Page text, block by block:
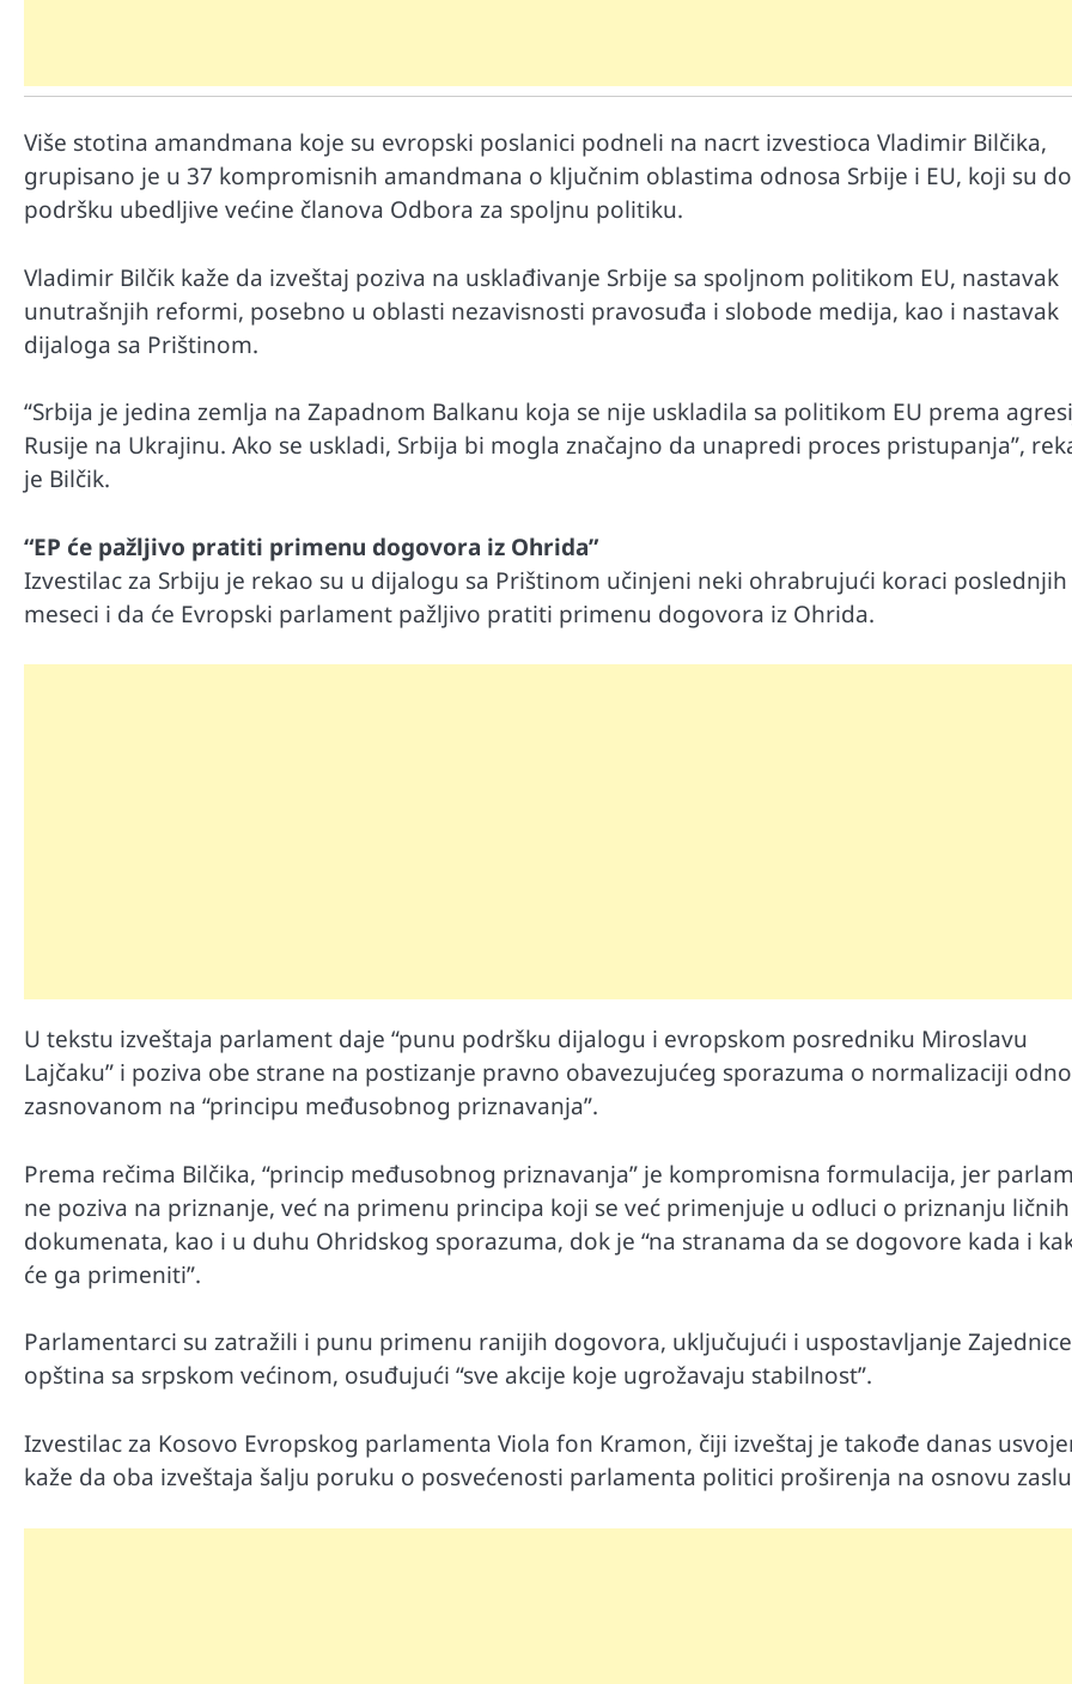
Više stotina amandmana koje su evropski poslanici podneli na nacrt izvestioca Vladimir Bilčika,
grupisano je u 37 kompromisnih amandmana o ključnim oblastima odnosa Srbije i EU, koji su
podršku ubedljive većine članova Odbora za spoljnu politiku.
Vladimir Bilčik kaže da izveštaj poziva na usklađivanje Srbije sa spoljnom politikom EU, nastavak
unutrašnjih reformi, posebno u oblasti nezavisnosti pravosuđa i slobode medija, kao i nastavak
dijaloga sa Prištinom.
“Srbija je jedina zemlja na Zapadnom Balkanu koja se nije uskladila sa politikom EU prema
Rusije na Ukrajinu. Ako se uskladi, Srbija bi mogla značajno da unapredi proces pristupanja”,
je Bilčik.
“EP će pažljivo pratiti primenu dogovora iz Ohrida”
Izvestilac za Srbiju je rekao su u dijalogu sa Prištinom učinjeni neki ohrabrujući koraci poslednjih
meseci i da će Evropski parlament pažljivo pratiti primenu dogovora iz Ohrida.
U tekstu izveštaja parlament daje “punu podršku dijalogu i evropskom posredniku Miroslavu
Lajčaku” i poziva obe strane na postizanje pravno obavezujućeg sporazuma o normalizaciji
zasnovanom na “principu međusobnog priznavanja”.
Prema rečima Bilčika, “princip međusobnog priznavanja” je kompromisna formulacija, jer
ne poziva na priznanje, već na primenu principa koji se već primenjuje u odluci o priznanju ličnih
dokumenata, kao i u duhu Ohridskog sporazuma, dok je “na stranama da se dogovore kada i
će ga primeniti”.
Parlamentarci su zatražili i punu primenu ranijih dogovora, uključujući i uspostavljanje Zajednice
opština sa srpskom većinom, osuđujući “sve akcije koje ugrožavaju stabilnost”.
Izvestilac za Kosovo Evropskog parlamenta Viola fon Kramon, čiji izveštaj je takođe danas
kaže da oba izveštaja šalju poruku o posvećenosti parlamenta politici proširenja na osnovu
poslastice, ali umereno!
poslastice, ali umereno!